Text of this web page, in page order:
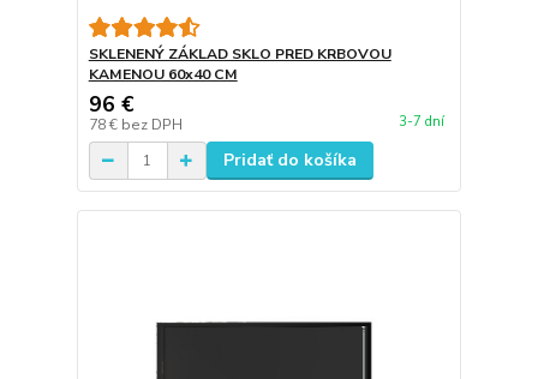
SKLENENÝ ZÁKLAD SKLO PRED KRBOVOU
KAMENOU 60x40 CM
96 €
78 € bez DPH 3-7 dní
Pridať do košíka